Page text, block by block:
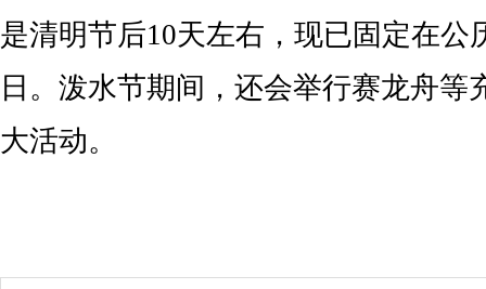
是清明节后10天左右，现已固定在公
日。泼水节期间，还会举行赛龙舟等
大活动。